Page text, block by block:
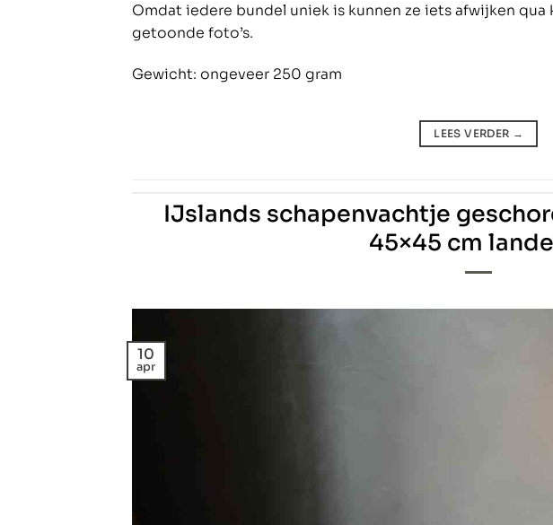
Omdat iedere bundel uniek is kunnen ze iets afwijken
getoonde foto’s.
Gewicht: ongeveer 250 gram
LEES VERDER →
IJslands schapenvachtje
45×45 cm
10
apr